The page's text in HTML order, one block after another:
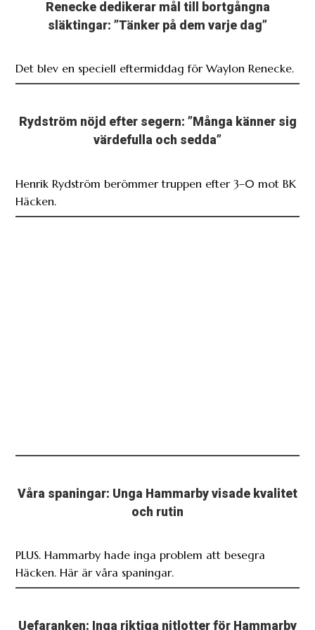
Renecke dedikerar mål till bortgångna
släktingar: ”Tänker på dem varje dag”
Det blev en speciell eftermiddag för Waylon Renecke.
Rydström nöjd efter segern: ”Många känner sig
värdefulla och sedda”
Henrik Rydström berömmer truppen efter 3–0 mot BK
Häcken.
Våra spaningar: Unga Hammarby visade kvalitet
och rutin
PLUS. Hammarby hade inga problem att besegra
Häcken. Här är våra spaningar.
Uefaranken: Inga riktiga nitlotter för Hammarby